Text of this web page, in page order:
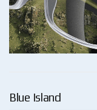
Blue Island